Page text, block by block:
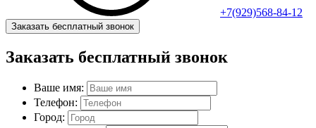
+7(929)568-84-12
Заказать бесплатный звонок
Заказать бесплатный звонок
Ваше имя:
Телефон:
Город: